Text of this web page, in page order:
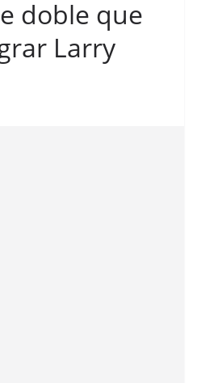
doble que
Larry